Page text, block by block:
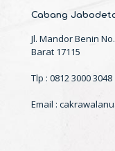
Cabang
Jl. Mandor Benin
Barat 17115
Tlp : 0812 3000 3048
Email :